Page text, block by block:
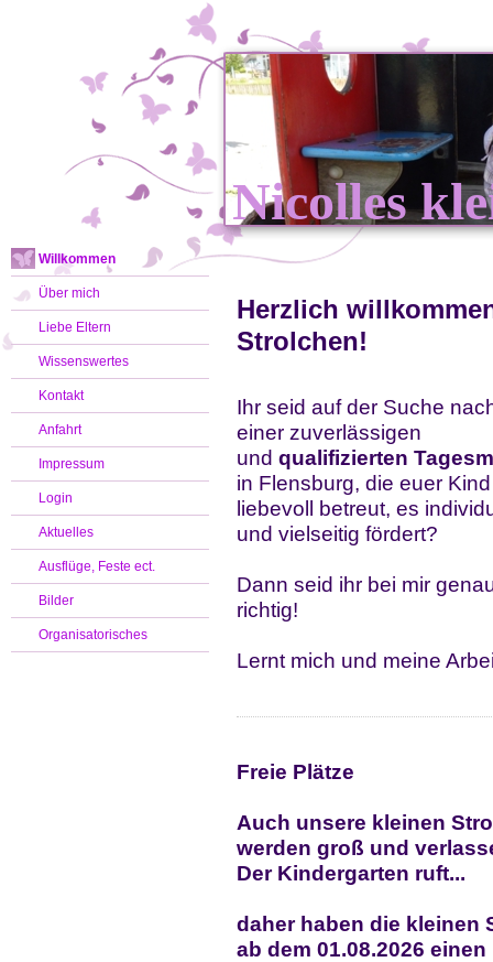
Nicolles
Willkommen
Über mich
Liebe Eltern
Wissenswertes
Kontakt
Anfahrt
Impressum
Login
Aktuelles
Ausflüge, Feste ect.
Bilder
Organisatorisches
Herzlich
Strolchen!
Ihr seid auf der Suche
einer zuverlässigen
und qualifizierten
in Flensburg, die euer Kind
liebevoll betreut, es
und vielseitig fördert?
Dann seid ihr bei mir
richtig!
Lernt mich und meine
Freie Plätze
Auch unsere kleinen
werden groß und
Der Kindergarten ruft...
daher haben die kleinen
ab dem 01.08.2026 einen